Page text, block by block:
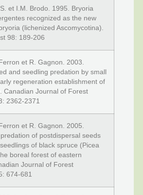
et I.M. Brodo. 1995. Bryoria
recognized as the new
(lichenized Ascomycotina).
98: 189-206
et R. Gagnon. 2003.
and seedling predation by small
regeneration establishment of
Canadian Journal of Forest
2362-2371
et R. Gagnon. 2005.
predation of postdispersal seeds
of black spruce (Picea
boreal forest of eastern
Journal of Forest
674-681